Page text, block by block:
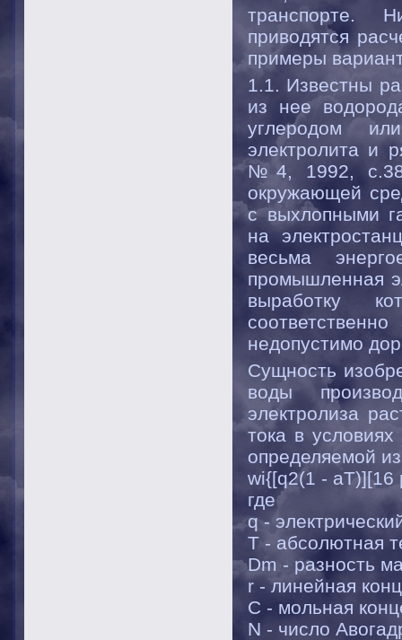
транспорте.
приводятся
примеры
1.1. Известны
из нее
углеродом
электролита и
№4, 1992,
окружающей
с выхлопными
на
весьма
промышленная
выработку
недопустимо
Сущность
воды
электролиза
тока в
определяемой
wі{[q2(1 -
где
q -
Т - абсолютная
Dm - разность
r - линейная
С - мольная
N - число